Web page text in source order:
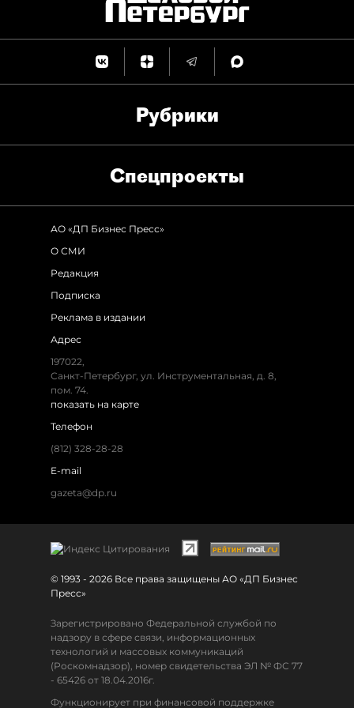
Рубрики
Спец­проекты
АО «ДП Бизнес Пресс»
О СМИ
Редакция
Подписка
Реклама в издании
Адрес
197022,
Санкт-Петербург, ул. Инструментальная, д. 8,
пом. 74.
показать на карте
Телефон
(812) 328-28-28
E-mail
gazeta@dp.ru
© 1993 - 2026 Все права защищены АО «ДП Бизнес
Пресс»
Зарегистрировано Федеральной службой по
надзору в сфере связи, информационных
технологий и массовых коммуникаций
(Роскомнадзор), номер свидетельства ЭЛ № ФС 77
- 65426 от 18.04.2016г.
Функционирует при финансовой поддержке